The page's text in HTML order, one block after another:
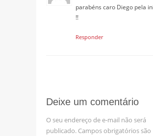
parabéns caro Diego pela
!!
Responder
Deixe um comentário
O seu endereço de e-mail não será
publicado. Campos obrigatórios são